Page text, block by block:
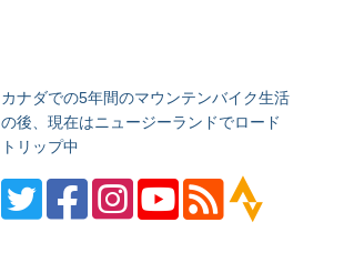
カナダでの5年間のマウンテンバイク生活
の後、現在はニュージーランドでロード
トリップ中